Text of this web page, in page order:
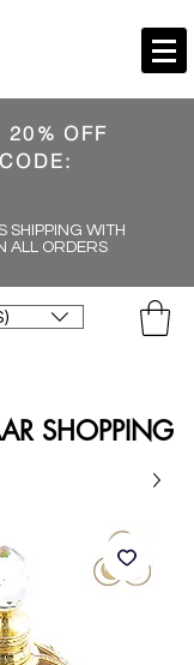
20% OFF
SHIPPING WITH
ALL ORDERS
SHOPPING